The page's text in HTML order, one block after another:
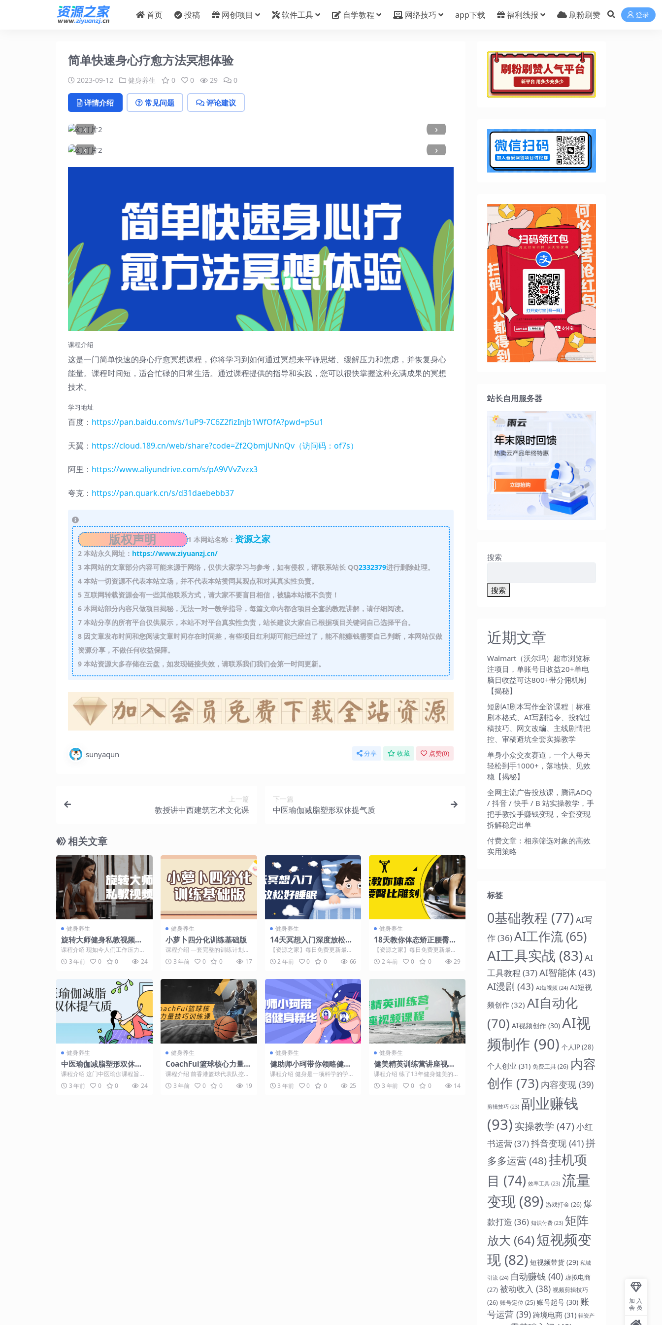
首页 投稿 网创项目 软件工具 自学教程 网络技巧 app下载 福利线报 刷粉刷赞 登录
简单快速身心疗愈方法冥想体验
2023-09-12 健身养生 0 0 29 0
详情介绍 常见问题 评论建议
‹
›
‹
›
课程介绍
这是一门简单快速的身心疗愈冥想课程，你将学习到如何通过冥想来平静思绪、缓解压力和焦虑，并恢复身心
能量。课程时间短，适合忙碌的日常生活。通过课程提供的指导和实践，您可以很快掌握这种充满成果的冥想
技术。
学习地址
百度： https://pan.baidu.com/s/1uP9-7C6Z2fizInjb1WfOfA?pwd=p5u1
天翼： https://cloud.189.cn/web/share?code=Zf2QbmjUNnQv（访问码：of7s）
阿里： https://www.aliyundrive.com/s/pA9VVvZvzx3
夸克： https://pan.quark.cn/s/d31daebebb37
版权声明 1 本网站名称： 资源之家
2本站永久网址： https://www.ziyuanzj.cn/
3本网站的文章部分内容可能来源于网络，仅供大家学习与参考，如有侵权，请联系站长 QQ2332379进行删除处理。
4本站一切资源不代表本站立场，并不代表本站赞同其观点和对其真实性负责。
5互联网转载资源会有一些其他联系方式，请大家不要盲目相信，被骗本站概不负责！
6本网站部分内容只做项目揭秘，无法一对一教学指导，每篇文章内都含项目全套的教程讲解，请仔细阅读。
7本站分享的所有平台仅供展示，本站不对平台真实性负责，站长建议大家自己根据项目关键词自己选择平台。
8因文章发布时间和您阅读文章时间存在时间差，有些项目红利期可能已经过了，能不能赚钱需要自己判断，本网站仅做
资源分享，不做任何收益保障。
9本站资源大多存储在云盘，如发现链接失效，请联系我们我们会第一时间更新。
sunyaqun 分享 收藏 点赞(0)
上一篇
教授讲中西建筑艺术文化课
下一篇
中医瑜伽减脂塑形双休提气质
相关文章
健身养生
旋转大师健身私教视频课
程
课程介绍 现如今人们工作压力
大、每天上班浑身酸痛，经常感
到肩膀、脖子和背部肌肉紧...
3 年前 0 0 24
健身养生
小萝卜四分化训练基础版
课程介绍 —套完整的训练计划，
搭配基础的肌肉解刨讲解，让你
在胸部放松及拉伸、胸部...
3 年前 0 0 17
健身养生
14天冥想入门深度放松好
睡眠
【资源之家】每日免费更新最热
门的副业项目资源 课程介绍 这个
14天的课程旨在帮助...
2 年前 0 0 66
健身养生
18天教你体态矫正腰臀比
雕刻
【资源之家】每日免费更新最热
门的副业项目资源 课程介绍 本课
程提供一套专业的18...
2 年前 0 0 29
健身养生
中医瑜伽减脂塑形双休提
气质
课程介绍 这门中医瑜伽课程旨在
通过汇集中国传统养生技术和瑜
伽的体位法、呼吸法和冥...
3 年前 0 0 24
健身养生
CoachFui篮球核心力量技
巧训练课
课程介绍 前香港篮球代表队控球
后卫，专业技术教练，专注培养
球员技术！针对亚洲球员...
3 年前 0 0 19
健身养生
健助师小珂带你领略健身
精华
课程介绍 健身是一项科学的学
问，有很多知识如果没有及时掌
握，可能会步入雷区，力量...
3 年前 0 0 25
健身养生
健美精英训练营讲座视频
课程
课程介绍 练了13年健身健美的牟
从夺得了世界级健美大赛的冠
军，牟丛在健身学院向学...
3 年前 0 0 14
站长自用服务器
搜索
搜索
近期文章
Walmart（沃尔玛）超市浏览标
注项目，单账号日收益20+单电
脑日收益可达800+带分佣机制
【揭秘】
短剧AI剧本写作全阶课程｜标准
剧本格式、AI写剧指令、投稿过
稿技巧、网文改编、主线剧情把
控、审稿避坑全套实操教学
单身小众交友赛道，一个人每天
轻松到手1000+，落地快、见效
稳【揭秘】
全网主流广告投放课，腾讯ADQ
/ 抖音 / 快手 / B 站实操教学，手
把手教投手赚钱变现，全套变现
拆解稳定出单
付费文章：相亲筛选对象的高效
实用策略
标签
0基础教程 (77) AI写
作(36)AI工作流 (65)
AI工具实战 (83)AI
工具教程 (37)AI智能体 (43)
AI漫剧 (43) AI短视频 (24) AI短视
频创作 (32) AI自动化
(70) AI视频创作 (30) AI视
频制作 (90) 个人IP(28)
个人创业 (31) 免费工具(26) 内容
创作 (73) 内容变现 (39)
剪辑技巧 (23) 副业赚钱
(93) 实操教学 (47)小红
书运营(37)抖音变现 (41)拼
多多运营 (48)挂机项
目 (74) 效率工具 (23) 流量
变现 (89) 游戏打金(26) 爆
款打造 (36) 知识付费 (23) 矩阵
放大 (64)短视频变
现 (82) 短视频带货 (29) 私域
引流 (24) 自动赚钱 (40) 虚拟电商
(27) 被动收入 (38) 视频剪辑技巧
(26) 账号定位 (25) 账号起号 (30) 账
号运营 (39) 跨境电商 (31) 轻资产
加入
会员